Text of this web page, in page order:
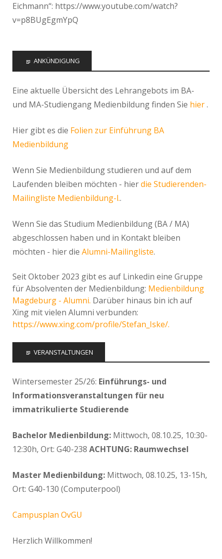
Eichmann“: https://www.youtube.com/watch?
v=p8BUgEgmYpQ
ANKÜNDIGUNG
Eine aktuelle Übersicht des Lehrangebots im BA-
und MA-Studiengang Medienbildung finden Sie hier.
Hier gibt es die Folien zur Einführung BA
Medienbildung
Wenn Sie Medienbildung studieren und auf dem
Laufenden bleiben möchten - hierdie Studierenden-
Mailingliste Medienbildung-l..
Wenn Sie das Studium Medienbildung (BA / MA)
abgeschlossen haben und in Kontakt bleiben
möchten - hier die Alumni-Mailingliste.
Seit Oktober 2023 gibt es auf Linkedin eine Gruppe
für Absolventen der Medienbildung: Medienbildung
Magdeburg - Alumni. Darüber hinaus bin ich auf
Xing mit vielen Alumni verbunden:
https://www.xing.com/profile/Stefan_Iske/.
VERANSTALTUNGEN
Wintersemester 25/26: Einführungs- und
Informationsveranstaltungen für neu
immatrikulierte Studierende
Bachelor Medienbildung: Mittwoch, 08.10.25, 10:30-
12:30h, Ort: G40-238 ACHTUNG: Raumwechsel
Master Medienbildung: Mittwoch, 08.10.25, 13-15h,
Ort: G40-130 (Computerpool)
Campusplan OvGU
Herzlich Willkommen!